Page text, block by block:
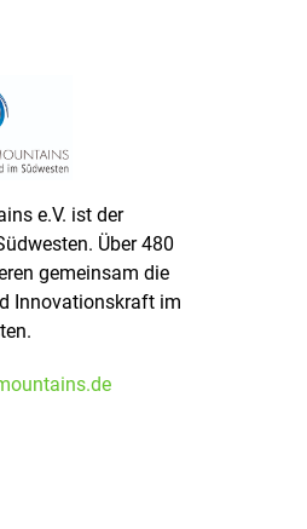
e.V. ist der
Über 480
gemeinsam die
Innovationskraft im